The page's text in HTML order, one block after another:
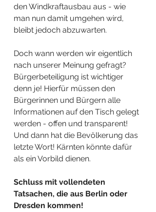
den Windkraftausbau aus - wie
man nun damit umgehen wird,
bleibt jedoch abzuwarten.
Doch wann werden wir eigentlich
nach unserer Meinung gefragt?
Bürgerbeteiligung ist wichtiger
denn je! Hierfür müssen den
Bürgerinnen und Bürgern alle
Informationen auf den Tisch gelegt
werden - offen und transparent!
Und dann hat die Bevölkerung das
letzte Wort! Kärnten könnte dafür
als ein Vorbild dienen.
Schluss mit vollendeten
Tatsachen, die aus Berlin oder
Dresden kommen!